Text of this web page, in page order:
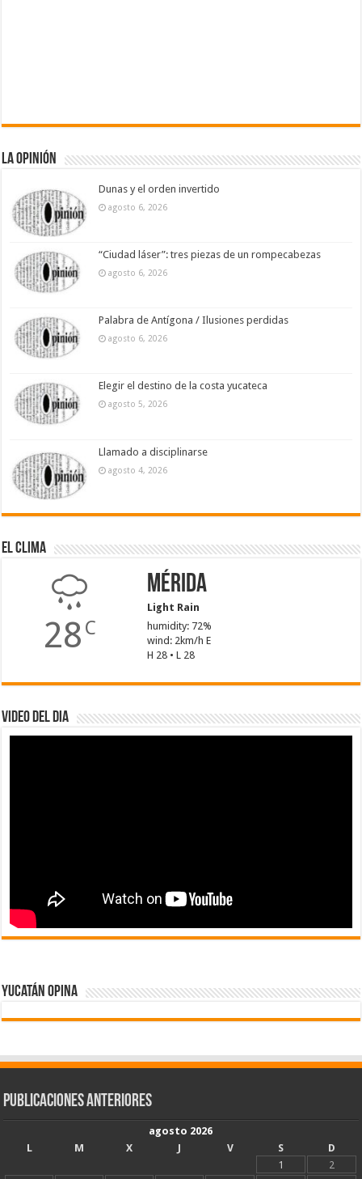
La Opinión
Dunas y el orden invertido
agosto 6, 2026
“Ciudad láser”: tres piezas de un rompecabezas
agosto 6, 2026
Palabra de Antígona / Ilusiones perdidas
agosto 6, 2026
Elegir el destino de la costa yucateca
agosto 5, 2026
Llamado a disciplinarse
agosto 4, 2026
El Clima
28 C
Mérida
Light Rain
humidity: 72%
wind: 2km/h E
H 28 • L 28
Video del dia
Yucatán Opina
Publicaciones Anteriores
agosto 2026
L
M X J V S
D
1
2